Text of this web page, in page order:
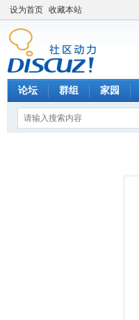
设为首页 收藏本站
论坛 群组 家园